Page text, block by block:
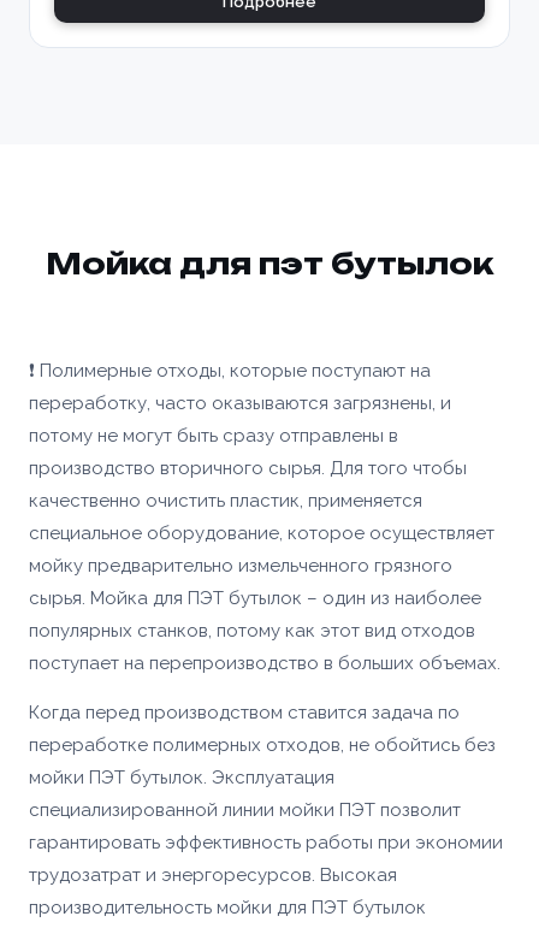
Мойка для пэт бутылок
❗ Полимерные отходы, которые поступают на
переработку, часто оказываются загрязнены, и
потому не могут быть сразу отправлены в
производство вторичного сырья. Для того чтобы
качественно очистить пластик, применяется
специальное оборудование, которое осуществляет
мойку предварительно измельченного грязного
сырья. Мойка для ПЭТ бутылок – один из наиболее
популярных станков, потому как этот вид отходов
поступает на перепроизводство в больших объемах.
Когда перед производством ставится задача по
переработке полимерных отходов, не обойтись без
мойки ПЭТ бутылок. Эксплуатация
специализированной линии мойки ПЭТ позволит
гарантировать эффективность работы при экономии
трудозатрат и энергоресурсов. Высокая
производительность мойки для ПЭТ бутылок